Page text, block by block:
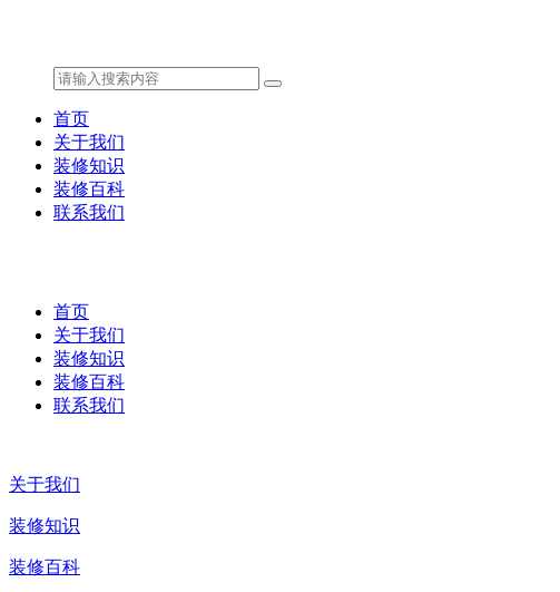
首页
关于我们
装修知识
装修百科
联系我们
首页
关于我们
装修知识
装修百科
联系我们
关于我们
装修知识
装修百科